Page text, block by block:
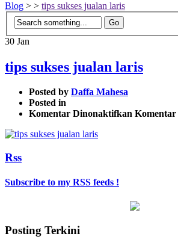
Blog > > tips sukses jualan laris
30 Jan
tips sukses jualan laris
Posted by Daffa Mahesa
Posted in
Komentar Dinonaktifkan pada
Komentar
Rss
Subscribe to my RSS feeds !
Posting Terkini